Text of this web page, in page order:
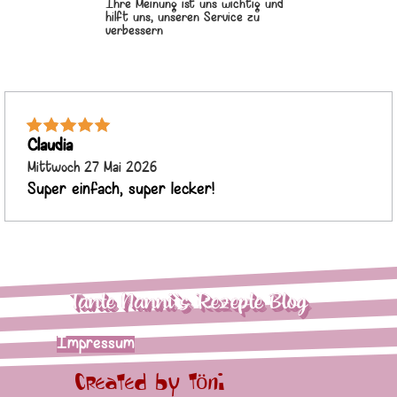
Ihre Meinung ist uns wichtig und
hilft uns, unseren Service zu
verbessern
Claudia
Mittwoch 27 Mai 2026
Super einfach, super lecker!
Tante Nanni`s Rezepte Blog
Created by Töni
Impressum